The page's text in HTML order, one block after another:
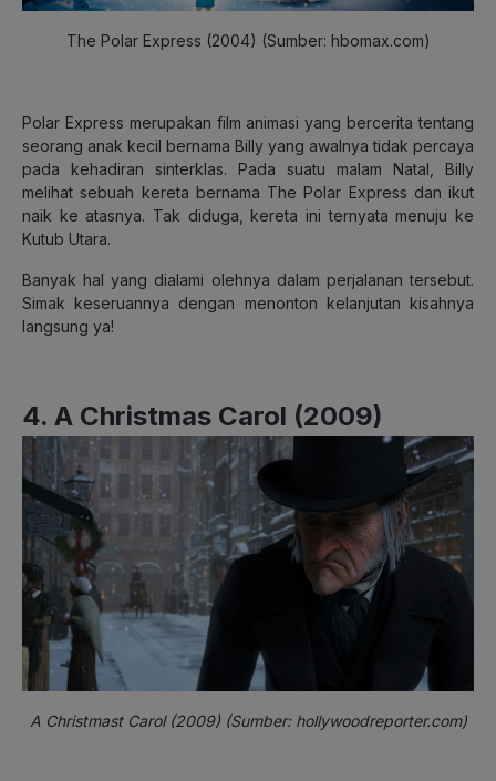
The Polar Express (2004) (Sumber: hbomax.com)
Polar Express merupakan film animasi yang bercerita tentang
seorang anak kecil bernama Billy yang awalnya tidak percaya
pada kehadiran sinterklas. Pada suatu malam Natal, Billy
melihat sebuah kereta bernama The Polar Express dan ikut
naik ke atasnya. Tak diduga, kereta ini ternyata menuju ke
Kutub Utara.
Banyak hal yang dialami olehnya dalam perjalanan tersebut.
Simak keseruannya dengan menonton kelanjutan kisahnya
langsung ya!
4. A Christmas Carol (2009)
A Christmast Carol (2009) (Sumber: hollywoodreporter.com)